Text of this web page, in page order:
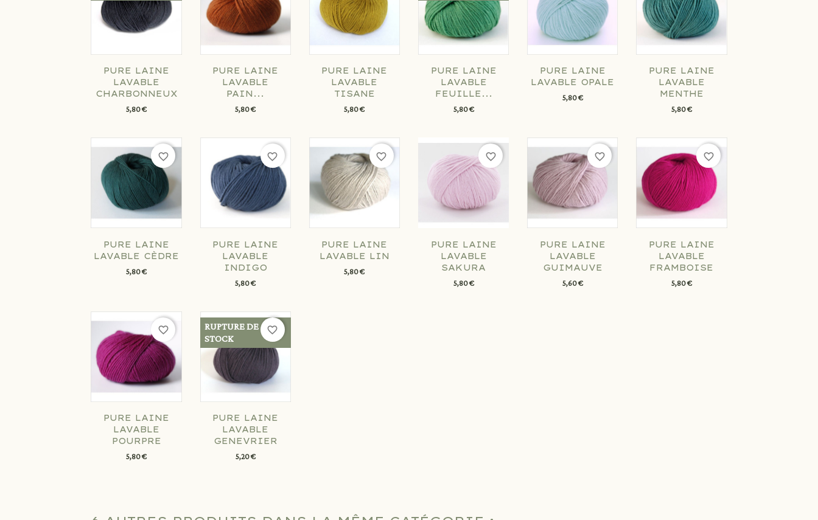
PURE LAINE
LAVABLE
CHARBONNEUX
5,80 €
PURE LAINE
LAVABLE
PAIN...
5,80 €
PURE LAINE
LAVABLE
TISANE
5,80 €
PURE LAINE
LAVABLE
FEUILLE...
5,80 €
PURE LAINE
LAVABLE OPALE
5,80 €
PURE LAINE
LAVABLE
MENTHE
5,80 €
PURE LAINE
LAVABLE CÈDRE
5,80 €
favorite_border
PURE LAINE
LAVABLE
INDIGO
5,80 €
favorite_border
PURE LAINE
LAVABLE LIN
5,80 €
favorite_border
PURE LAINE
LAVABLE
SAKURA
5,80 €
favorite_border
PURE LAINE
LAVABLE
GUIMAUVE
5,60 €
favorite_border
PURE LAINE
LAVABLE
FRAMBOISE
5,80 €
favorite_border
PURE LAINE
LAVABLE
POURPRE
5,80 €
favorite_border
PURE LAINE
LAVABLE
GENEVRIER
5,20 €
RUPTURE DE
STOCK
favorite_border